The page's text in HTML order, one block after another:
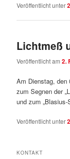
Veröffentlicht unter
Lichtmeß
Veröffentlicht am2.
Am Dienstag, den
zum Segnen der
und zum „Blasius-
Veröffentlicht unter
KONTAKT